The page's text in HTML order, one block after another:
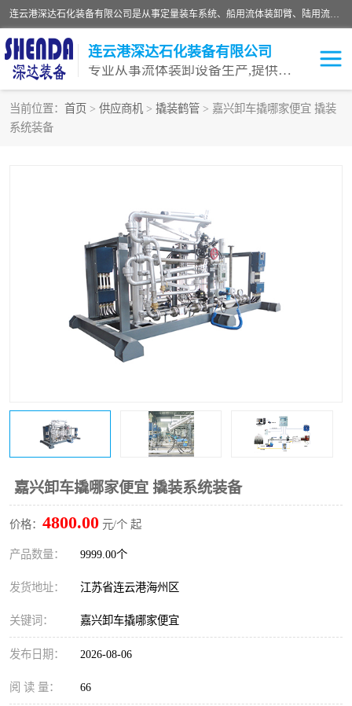
连云港深达石化装备有限公司是从事定量装车系统、船用流体装卸臂、陆用流体装卸臂（鹤管）、活动梯、钢构平台等全系列流体装卸设备的设计、制造、销售以及服务的专业供应商。公司始终以客户为中心，密切跟踪国内外油气储运及装卸设备先进技术的发展，以先进的技术、优质的产品、一流的服务，满足客户需求。
连云港深达石化装备有限公司
专业从事流体装卸设备生产,提供全面解决方案，生产与定制服务
当前位置： 首页 > 供应商机 > 撬装鹤管 > 嘉兴卸车撬哪家便宜 撬装
系统装备
嘉兴卸车撬哪家便宜 撬装系统装备
价格： 4800.00 元/个 起
产品数量： 9999.00个
发货地址： 江苏省连云港海州区
关键词： 嘉兴卸车撬哪家便宜
发布日期： 2026-08-06
阅 读 量： 66
鹤管
潜油泵鹤管
流体装卸臂 输油臂
汽车鹤管
火车鹤管